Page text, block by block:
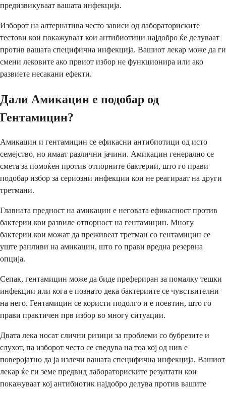
предизвикуваат вашата инфекција.
Изборот на алтернатива често зависи од лабораториските
тестови кои покажуваат кои антибиотици најдобро ќе делуваат
против вашата специфична инфекција. Вашиот лекар може да ги
смени лековите ако првиот избор не функционира или ако
развиете несакани ефекти.
Дали Амикацин е подобар од
Гентамицин?
Амикацин и гентамицин се ефикасни антибиотици од исто
семејство, но имаат различни јачини. Амикацин генерално се
смета за помоќен против отпорните бактерии, што го прави
подобар избор за сериозни инфекции кои не реагираат на други
третмани.
Главната предност на амикацин е неговата ефикасност против
бактерии кои развиле отпорност на гентамицин. Многу
бактерии кои можат да преживеат третман со гентамицин се
уште ранливи на амикацин, што го прави вредна резервна
опција.
Сепак, гентамицин може да биде префериран за помалку тешки
инфекции или кога е познато дека бактериите се чувствителни
на него. Гентамицин се користи подолго и е поевтин, што го
прави практичен прв избор во многу ситуации.
Двата лека носат слични ризици за проблеми со бубрезите и
слухот, па изборот често се сведува на тоа кој од нив е
поверојатно да ја излечи вашата специфична инфекција. Вашиот
лекар ќе ги земе предвид лабораториските резултати кои
покажуваат кој антибиотик најдобро делува против вашите